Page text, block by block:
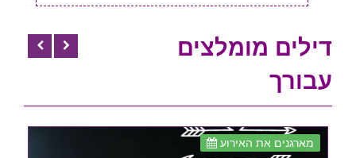
דילים מומלצים
עבורך
מארגנים את האירוע